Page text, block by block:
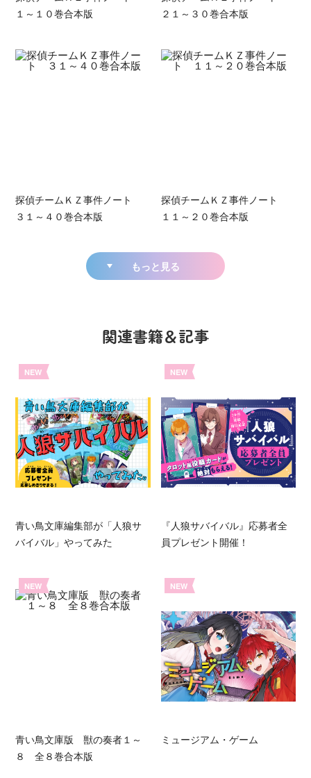
１～１０巻合本版
２１～３０巻合本版
探偵チームＫＺ事件ノート
３１～４０巻合本版
探偵チームＫＺ事件ノート
１１～２０巻合本版
もっと見る
関連書籍＆記事
NEW
青い鳥文庫編集部が「人狼サ
バイバル」やってみた
NEW
『人狼サバイバル』応募者全
員プレゼント開催！
NEW
青い鳥文庫版 獣の奏者１～
８ 全８巻合本版
NEW
ミュージアム・ゲーム